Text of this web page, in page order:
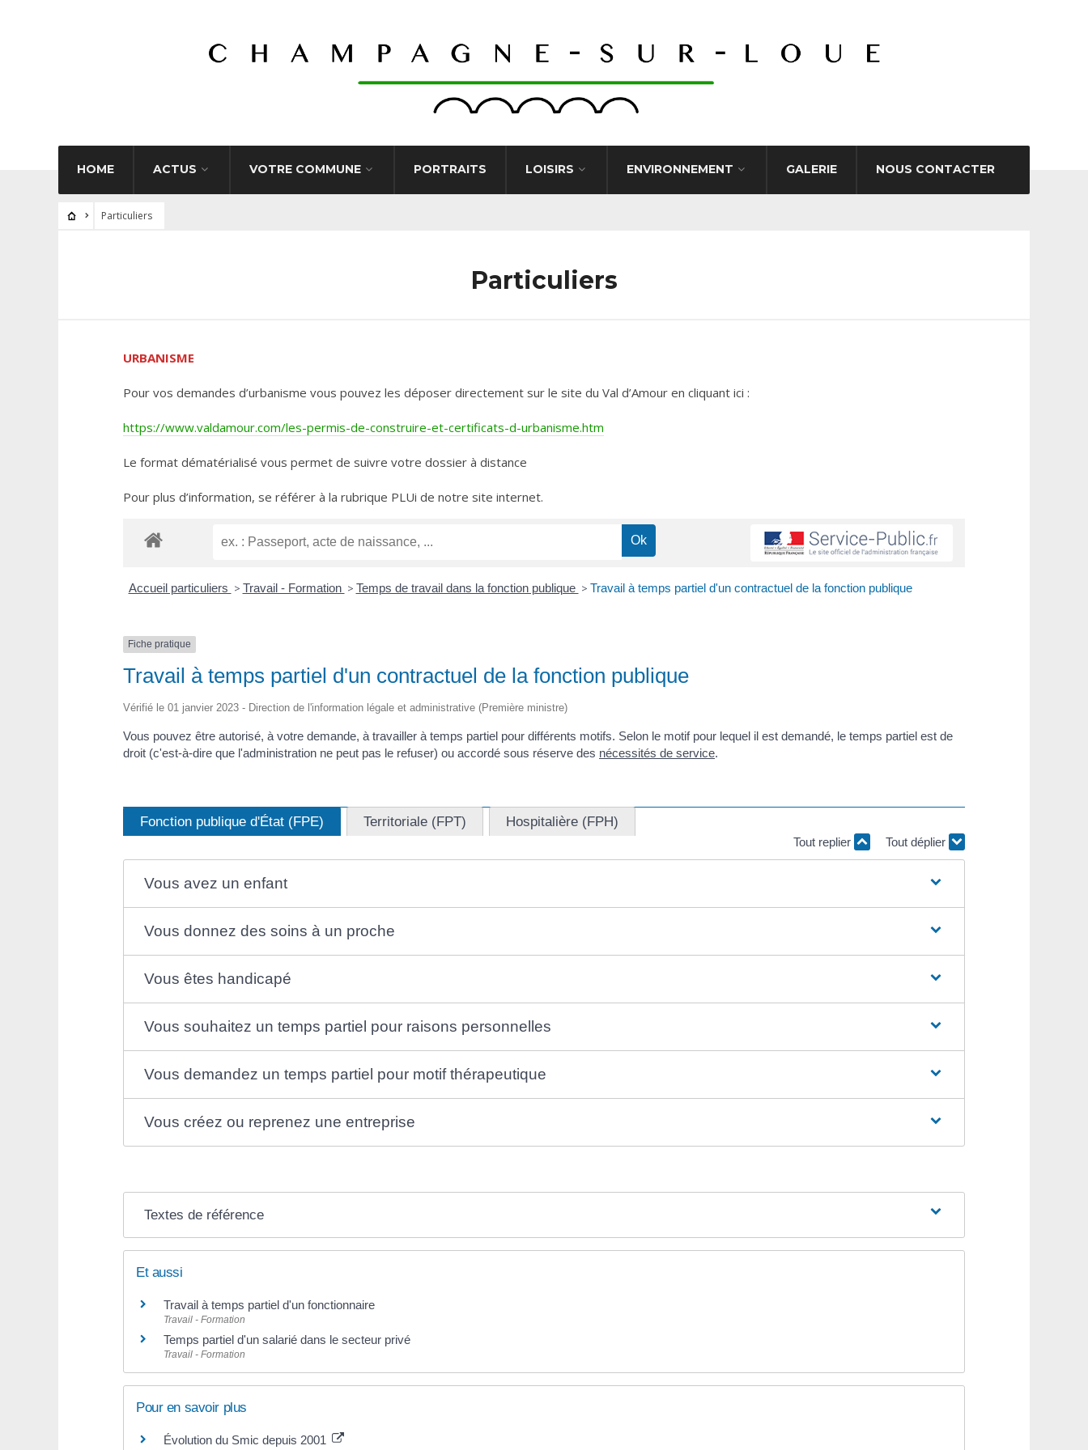
HOME ACTUS VOTRE COMMUNE PORTRAITS LOISIRS ENVIRONNEMENT GALERIE NOUS CONTACTER
Particuliers
Particuliers
URBANISME
Pour vos demandes d’urbanisme vous pouvez les déposer directement sur le site du Val d’Amour en cliquant ici :
https://www.valdamour.com/les-permis-de-construire-et-certificats-d-urbanisme.htm
Le format dématérialisé vous permet de suivre votre dossier à distance
Pour plus d’information, se référer à la rubrique PLUi de notre site internet.
Accueil particuliers > Travail - Formation > Temps de travail dans la fonction publique > Travail à temps partiel d'un contractuel de la fonction publique
Fiche pratique
Travail à temps partiel d'un contractuel de la fonction publique
Vérifié le 01 janvier 2023 - Direction de l'information légale et administrative (Première ministre)
Vous pouvez être autorisé, à votre demande, à travailler à temps partiel pour différents motifs. Selon le motif pour lequel il est demandé, le temps partiel est de
droit (c'est-à-dire que l'administration ne peut pas le refuser) ou accordé sous réserve des nécessités de service.
Fonction publique d'État (FPE) Territoriale (FPT) Hospitalière (FPH)
Tout replier Tout déplier
Vous avez un enfant
Vous donnez des soins à un proche
Vous êtes handicapé
Vous souhaitez un temps partiel pour raisons personnelles
Vous demandez un temps partiel pour motif thérapeutique
Vous créez ou reprenez une entreprise
Textes de référence
Et aussi
Travail à temps partiel d'un fonctionnaire
Travail - Formation
Temps partiel d'un salarié dans le secteur privé
Travail - Formation
Pour en savoir plus
Évolution du Smic depuis 2001